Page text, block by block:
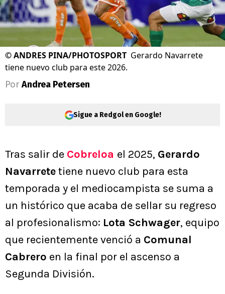
©ANDRES PINA/PHOTOSPORT Gerardo Navarrete
tiene nuevo club para este 2026.
Por Andrea Petersen
Sigue a Redgol en Google!
Tras salir de Cobreloa el 2025, Gerardo
Navarretetiene nuevo club para esta
temporada y el mediocampista se suma a
un histórico que acaba de sellar su regreso
al profesionalismo: Lota Schwager, equipo
que recientemente venció a Comunal
Cabrero en la final por el ascenso a
Segunda División.